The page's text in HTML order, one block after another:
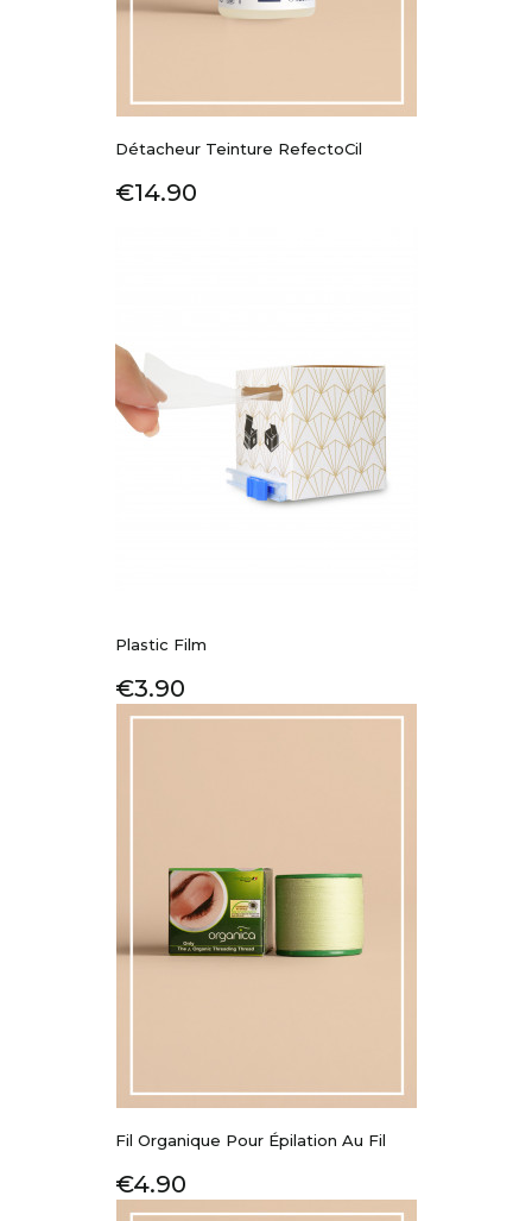
Détacheur Teinture RefectoCil
Price
€14.90
Plastic Film
Price
€3.90
Fil Organique Pour Épilation Au Fil
Price
€4.90